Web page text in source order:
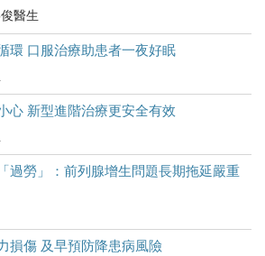
醫生
環 口服治療助患者一夜好眠
心 新型進階治療更安全有效
過勞」：前列腺增生問題長期拖延嚴重
損傷 及早預防降患病風險